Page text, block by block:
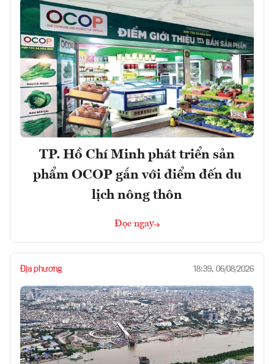
TP. Hồ Chí Minh phát triển sản
phẩm OCOP gắn với điểm đến du
lịch nông thôn
Đọc ngay
Địa phương 18:39, 06/08/2026